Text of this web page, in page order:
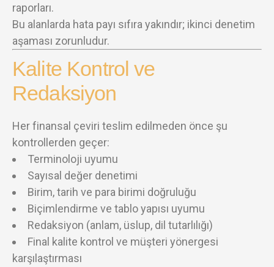
raporları.
Bu alanlarda hata payı sıfıra yakındır; ikinci denetim
aşaması zorunludur.
Kalite Kontrol ve
Redaksiyon
Her finansal çeviri teslim edilmeden önce şu
kontrollerden geçer:
Terminoloji uyumu
Sayısal değer denetimi
Birim, tarih ve para birimi doğruluğu
Biçimlendirme ve tablo yapısı uyumu
Redaksiyon (anlam, üslup, dil tutarlılığı)
Final kalite kontrol ve müşteri yönergesi
karşılaştırması